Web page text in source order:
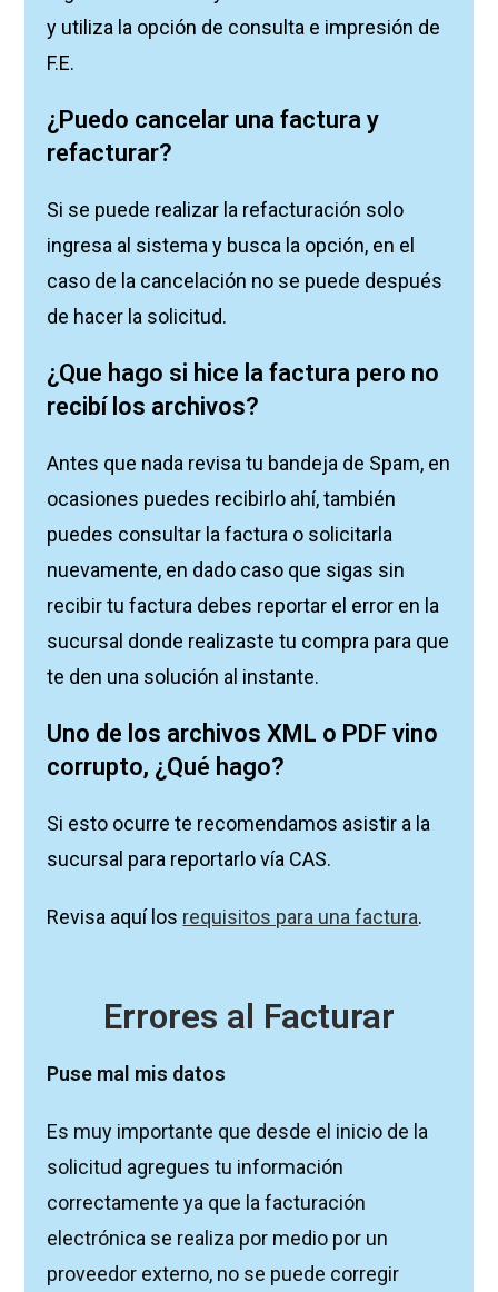
y utiliza la opción de consulta e impresión de
F.E.
¿Puedo cancelar una factura y
refacturar?
Si se puede realizar la refacturación solo
ingresa al sistema y busca la opción, en el
caso de la cancelación no se puede después
de hacer la solicitud.
¿Que hago si hice la factura pero no
recibí los archivos?
Antes que nada revisa tu bandeja de Spam, en
ocasiones puedes recibirlo ahí, también
puedes consultar la factura o solicitarla
nuevamente, en dado caso que sigas sin
recibir tu factura debes reportar el error en la
sucursal donde realizaste tu compra para que
te den una solución al instante.
Uno de los archivos XML o PDF vino
corrupto, ¿Qué hago?
Si esto ocurre te recomendamos asistir a la
sucursal para reportarlo vía CAS.
Revisa aquí los requisitos para una factura.
Errores al Facturar
Puse mal mis datos
Es muy importante que desde el inicio de la
solicitud agregues tu información
correctamente ya que la facturación
electrónica se realiza por medio por un
proveedor externo, no se puede corregir